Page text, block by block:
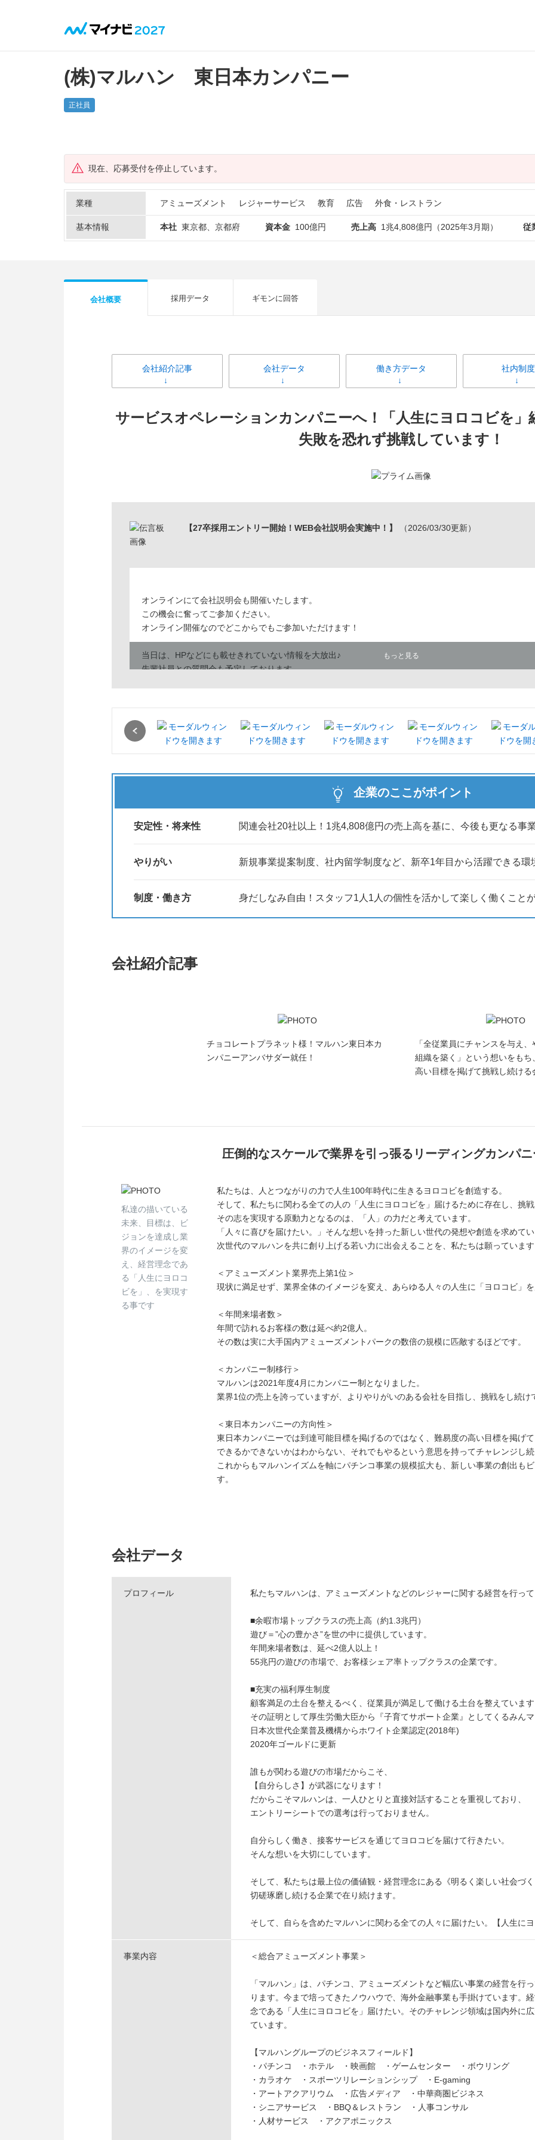
(株)マルハン 東日本カンパニー
正社員
現在、応募受付を停止しています。
業種 アミューズメント レジャーサービス 教育 広告 外食・レストラン
基本情報 本社 東京都、京都府 資本金 100億円 売上高 1兆4,808億円（2025年3月期） 従
会社概要 採用データ ギモンに回答
会社紹介記事 会社データ 働き方データ 社内制度
サービスオペレーションカンパニーへ！「人生にヨロコビを」
失敗を恐れず挑戦しています！
【27卒採用エントリー開始！WEB会社説明会実施中！】 （2026/03/30更新）
オンラインにて会社説明会も開催いたします。
この機会に奮ってご参加ください。
オンライン開催なのでどこからでもご参加いただけます！
当日は、HPなどにも載せきれていない情報を大放出♪
先輩社員との質問会も予定しております。
是非、会社説明会へのご参加お待ちしております！
もっと見る
企業のここがポイント
安定性・将来性 関連会社20社以上！1兆4,808億円の売上高を基に、今後も更なる事
やりがい 新規事業提案制度、社内留学制度など、新卒1年目から活躍できる環
制度・働き方 身だしなみ自由！スタッフ1人1人の個性を活かして楽しく働くこと
会社紹介記事
チョコレートプラネット様！マルハン東日本カ
ンパニーアンバサダー就任！
「全従業員にチャンスを与え
組織を築く」という想いをもち
高い目標を掲げて挑戦し続ける
圧倒的なスケールで業界を引っ張るリーディングカンパ
私達の描いている
未来、目標は、ビ
ジョンを達成し業
界のイメージを変
え、経営理念であ
る「人生にヨロコ
ビを」、を実現す
る事です
私たちは、人とつながりの力で人生100年時代に生きるヨロコビを創造する。
そして、私たちに関わる全ての人の「人生にヨロコビを」届けるために存在し、挑
その志を実現する原動力となるのは、「人」の力だと考えています。
「人々に喜びを届けたい。」そんな想いを持った新しい世代の発想や創造を求めて
次世代のマルハンを共に創り上げる若い力に出会えることを、私たちは願っていま
＜アミューズメント業界売上第1位＞
現状に満足せず、業界全体のイメージを変え、あらゆる人々の人生に「ヨロコビ」
＜年間来場者数＞
年間で訪れるお客様の数は延べ約2億人。
その数は実に大手国内アミューズメントパークの数倍の規模に匹敵するほどです。
＜カンパニー制移行＞
マルハンは2021年度4月にカンパニー制となりました。
業界1位の売上を誇っていますが、よりやりがいのある会社を目指し、挑戦をし続け
＜東日本カンパニーの方向性＞
東日本カンパニーでは到達可能目標を掲げるのではなく、難易度の高い目標を掲げ
できるかできないかはわからない、それでもやるという意思を持ってチャレンジし
これからもマルハンイズムを軸にパチンコ事業の規模拡大も、新しい事業の創出も
す。
会社データ
プロフィール 私たちマルハンは、アミューズメントなどのレジャーに関する経営を行っ
■余暇市場トップクラスの売上高（約1.3兆円）
遊び＝”心の豊かさ”を世の中に提供しています。
年間来場者数は、延べ2億人以上！
55兆円の遊びの市場で、お客様シェア率トップクラスの企業です。
■充実の福利厚生制度
顧客満足の土台を整えるべく、従業員が満足して働ける土台を整えていま
その証明として厚生労働大臣から『子育てサポート企業』としてくるみん
日本次世代企業普及機構からホワイト企業認定(2018年)
2020年ゴールドに更新
誰もが関わる遊びの市場だからこそ、
【自分らしさ】が武器になります！
だからこそマルハンは、一人ひとりと直接対話することを重視しており、
エントリーシートでの選考は行っておりません。
自分らしく働き、接客サービスを通じてヨロコビを届けて行きたい。
そんな想いを大切にしています。
そして、私たちは最上位の価値観・経営理念にある《明るく楽しい社会づ
切磋琢磨し続ける企業で在り続けます。
そして、自らを含めたマルハンに関わる全ての人々に届けたい。【人生に
事業内容 ＜総合アミューズメント事業＞
「マルハン」は、パチンコ、アミューズメントなど幅広い事業の経営を行
ります。今まで培ってきたノウハウで、海外金融事業も手掛けています。
念である「人生にヨロコビを」届けたい。そのチャレンジ領域は国内外に
ています。
【マルハングループのビジネスフィールド】
・パチンコ ・ホテル ・映画館 ・ゲームセンター ・ボウリング
・カラオケ ・スポーツリレーションシップ ・E-gaming
・アートアクアリウム ・広告メディア ・中華商圏ビジネス
・シニアサービス ・BBQ＆レストラン ・人事コンサル
・人材サービス ・アクアポニックス